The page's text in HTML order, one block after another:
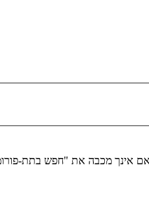
אם אינך מכבה את "חפש בתת-